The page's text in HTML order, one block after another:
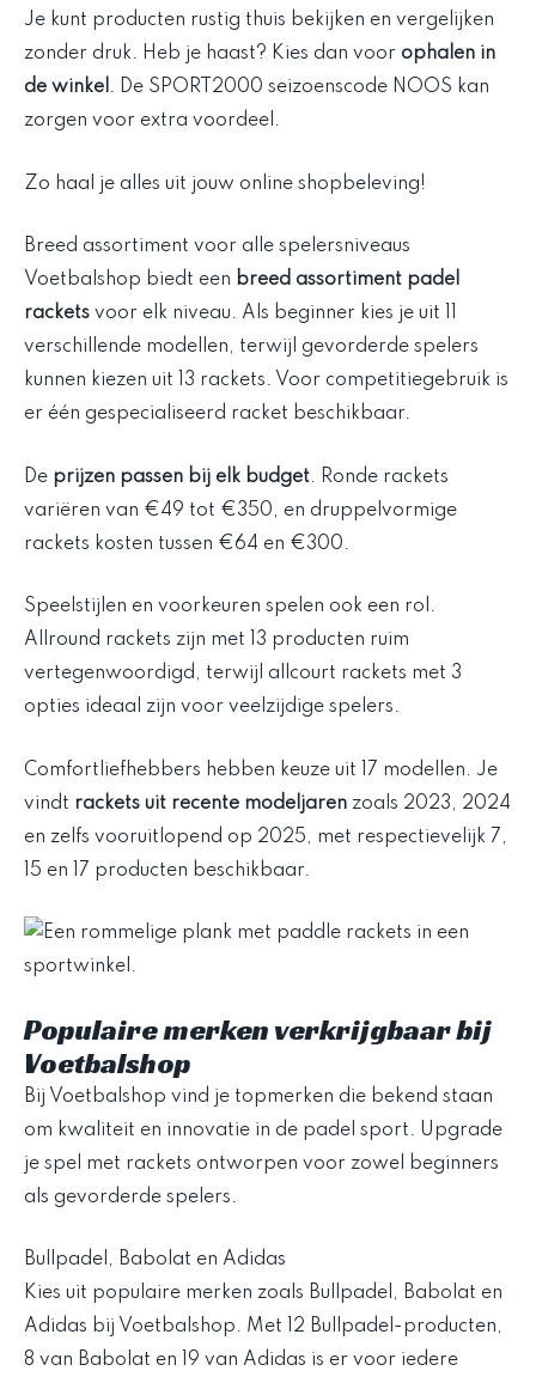
Je kunt producten rustig thuis bekijken en vergelijken
zonder druk. Heb je haast? Kies dan voor ophalen in
de winkel . De SPORT2000 seizoenscode NOOS kan
zorgen voor extra voordeel.
Zo haal je alles uit jouw online shopbeleving!
Breed assortiment voor alle spelersniveaus
Voetbalshop biedt een breed assortiment padel
rackets voor elk niveau. Als beginner kies je uit 11
verschillende modellen, terwijl gevorderde spelers
kunnen kiezen uit 13 rackets. Voor competitiegebruik is
er één gespecialiseerd racket beschikbaar.
De prijzen passen bij elk budget. Ronde rackets
variëren van €49 tot €350, en druppelvormige
rackets kosten tussen €64 en €300.
Speelstijlen en voorkeuren spelen ook een rol.
Allround rackets zijn met 13 producten ruim
vertegenwoordigd, terwijl allcourt rackets met 3
opties ideaal zijn voor veelzijdige spelers.
Comfortliefhebbers hebben keuze uit 17 modellen. Je
vindt rackets uit recente modeljaren zoals 2023, 2024
en zelfs vooruitlopend op 2025, met respectievelijk 7,
15 en 17 producten beschikbaar.
Populaire merken verkrijgbaar bij
Voetbalshop
Bij Voetbalshop vind je topmerken die bekend staan
om kwaliteit en innovatie in de padel sport. Upgrade
je spel met rackets ontworpen voor zowel beginners
als gevorderde spelers.
Bullpadel, Babolat en Adidas
Kies uit populaire merken zoals Bullpadel, Babolat en
Adidas bij Voetbalshop. Met 12 Bullpadel-producten,
8 van Babolat en 19 van Adidas is er voor iedere